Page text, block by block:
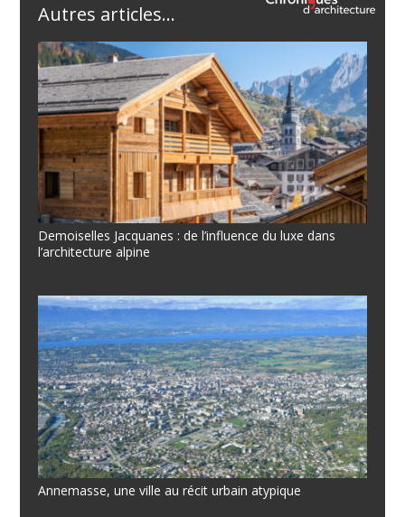
Autres articles...
Demoiselles Jacquanes : de l’influence du luxe dans
l’architecture alpine
Annemasse, une ville au récit urbain atypique